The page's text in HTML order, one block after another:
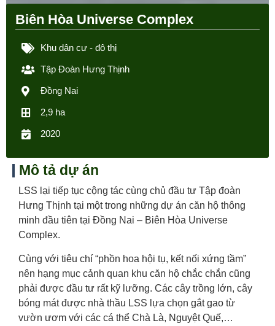
Biên Hòa Universe Complex
Khu dân cư - đô thị
Tập Đoàn Hưng Thịnh
Đồng Nai
2,9 ha
2020
Mô tả dự án
LSS lại tiếp tục cộng tác cùng chủ đầu tư Tập đoàn
Hưng Thịnh tại một trong những dự án căn hộ thông
minh đầu tiên tại Đồng Nai – Biên Hòa Universe
Complex.
Cùng với tiêu chí “phồn hoa hội tụ, kết nối xứng tầm”
nên hạng mục cảnh quan khu căn hộ chắc chắn cũng
phải được đầu tư rất kỹ lưỡng. Các cây trồng lớn, cây
bóng mát được nhà thầu LSS lựa chọn gắt gao từ
vườn ươm với các cá thể Chà Là, Nguyệt Quế,…